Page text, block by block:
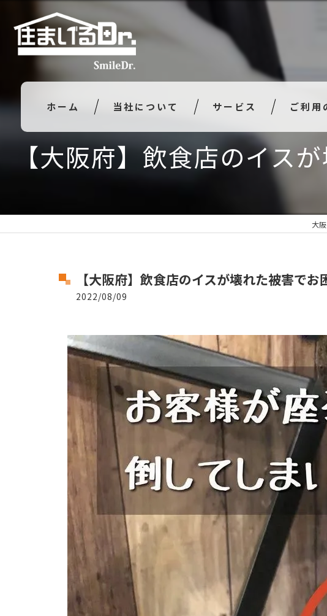
ホーム 当社について サービス ご利用
【大阪府】飲食店のイス
大
【大阪府】飲食店のイスが壊れた被害で
2022/08/09